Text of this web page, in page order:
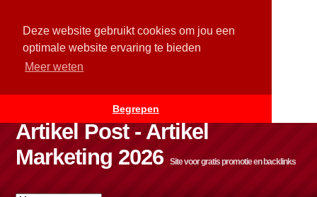
Deze website gebruikt cookies om jou een
optimale website ervaring te bieden
Meer weten
Begrepen
Artikel Post - Artikel
Marketing 2026
Site voor gratis promotie en backlinks